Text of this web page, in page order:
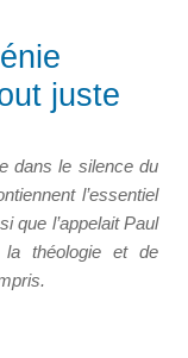
juste
dans le silence du
l’essentiel
que l’appelait Paul
théologie et de